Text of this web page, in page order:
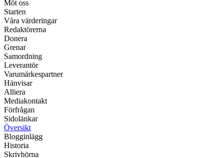
Möt oss
Starten
Våra värderingar
Redaktörerna
Donera
Grenar
Samordning
Leverantör
Varumärkespartner
Hänvisar
Alliera
Mediakontakt
Förfrågan
Sidolänkar
Översikt
Blogginlägg
Historia
Skrivhörna